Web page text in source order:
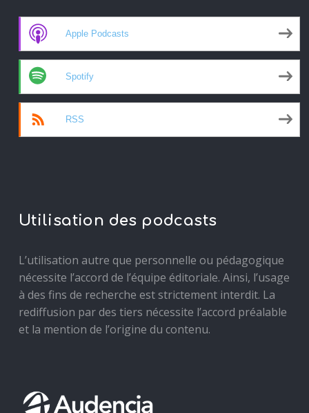
Apple Podcasts
Spotify
RSS
Utilisation des podcasts
L’utilisation autre que personnelle ou pédagogique
nécessite l’accord de l’équipe éditoriale. Ainsi, l’usage
à des fins de recherche est strictement interdit. La
rediffusion par des tiers nécessite l’accord préalable
et la mention de l’origine du contenu.